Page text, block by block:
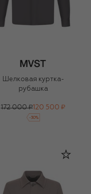
Шелковая куртка-
рубашка
172 000 ₽120 500 ₽
-30%